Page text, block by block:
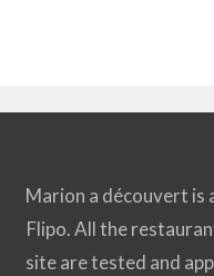
Marion a découvert is
Flipo. All the
site are tested and